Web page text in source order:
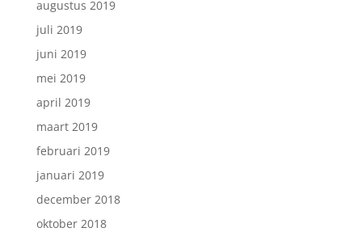
augustus 2019
juli 2019
juni 2019
mei 2019
april 2019
maart 2019
februari 2019
januari 2019
december 2018
oktober 2018